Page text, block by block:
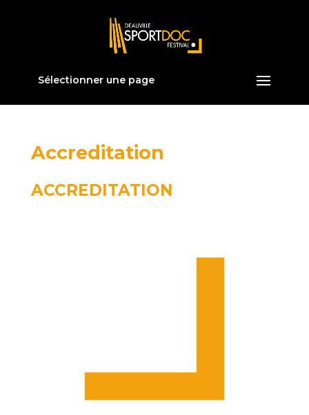
Sélectionner une page
Accreditation
ACCREDITATION